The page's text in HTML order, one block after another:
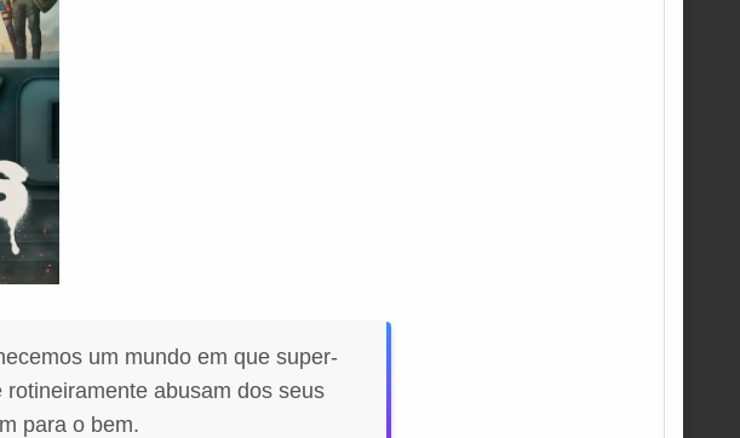
um mundo em que super-
abusam dos seus
para o bem.